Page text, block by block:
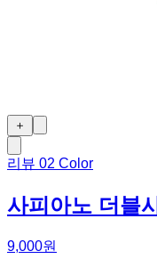
＋
리뷰 02 Color
사피아노 더블
9,000원